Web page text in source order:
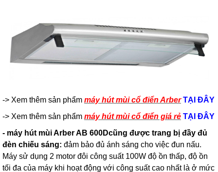
-> Xem thêm sản phẩm máy hút mùi cổ điển Arber TẠI ĐÂY
-> Xem thêm sản phẩm máy hút mùi cổ điển giá rẻ TẠI ĐÂY
- máy hút mùi Arber AB 600Dcũng được trang bị đầy đủ
đèn chiếu sáng: đảm bảo đủ ánh sáng cho việc đun nấu.
Máy sử dụng 2 motor đôi công suất 100W độ ồn thấp, độ ồn
tối đa của máy khi hoạt động với công suất cao nhất là ở mức